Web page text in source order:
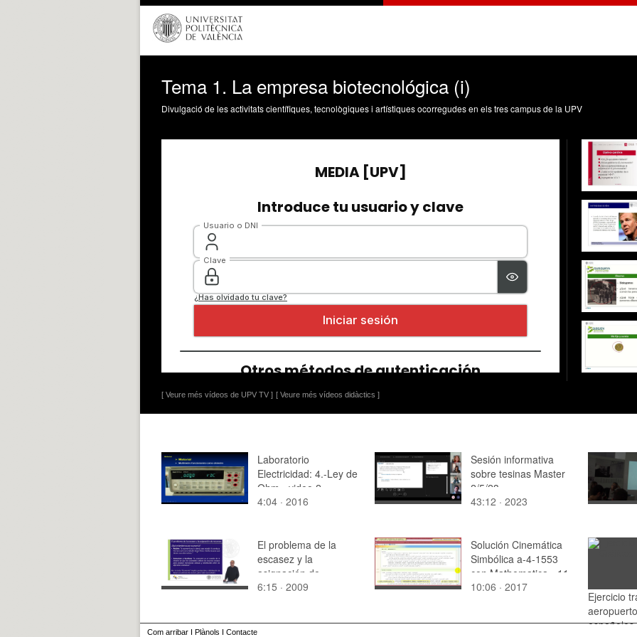
Tema 1. La empresa biotecnológica (i)
Divulgació de les activitats científiques, tecnològiques i artístiques ocorregudes en els tres campus de la UPV
[ Veure més vídeos de UPV TV ] [ Veure més vídeos didàctics ]
Laboratorio
Electricidad: 4.-Ley de
Ohm - video 2
4:04 · 2016
Sesión informativa
sobre tesinas Master
2/5/23
43:12 · 2023
El problema de la
escasez y la
asignación de
recursos.
6:15 · 2009
Solución Cinemática
Simbólica a-4-1553
con Mathematica - 11
de 23 - Modelo
10:06 · 2017
Ejercicio
Com arribar I Plànols I Contacte